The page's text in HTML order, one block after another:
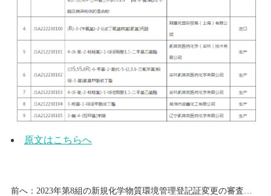
原文はこちらへ
前へ： 2023年第8組の新規化学物質環境管理登記証変更の審査結果の公開